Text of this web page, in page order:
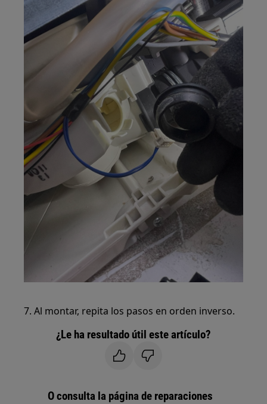
7. Al montar, repita los pasos en orden inverso.
¿Le ha resultado útil este artículo?
O consulta la página de reparaciones